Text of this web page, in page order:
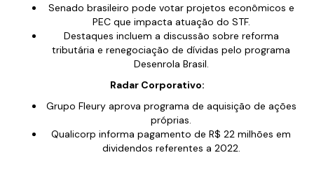
Senado brasileiro pode votar projetos econômicos e
PEC que impacta atuação do STF.
Destaques incluem a discussão sobre reforma
tributária e renegociação de dívidas pelo programa
Desenrola Brasil.
Radar Corporativo:
Grupo Fleury aprova programa de aquisição de ações
próprias.
Qualicorp informa pagamento de R$ 22 milhões em
dividendos referentes a 2022.